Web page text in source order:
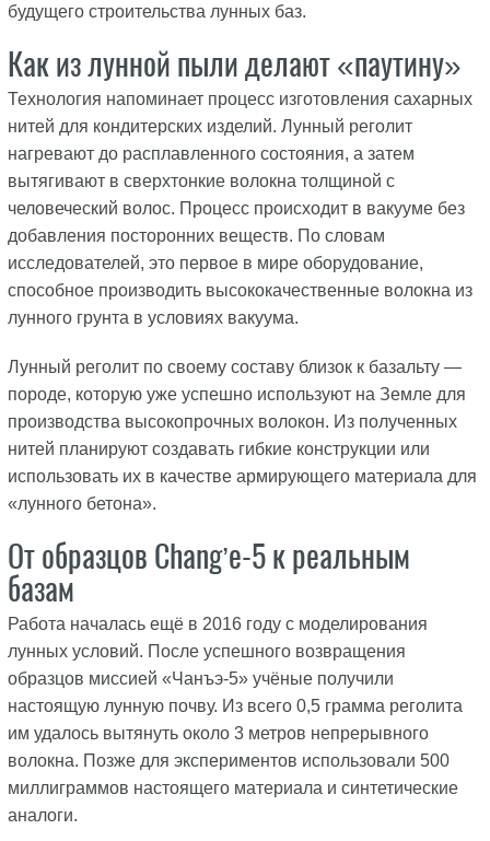
будущего строительства лунных баз.
Как из лунной пыли делают «паутину»
Технология напоминает процесс изготовления сахарных
нитей для кондитерских изделий. Лунный реголит
нагревают до расплавленного состояния, а затем
вытягивают в сверхтонкие волокна толщиной с
человеческий волос. Процесс происходит в вакууме без
добавления посторонних веществ. По словам
исследователей, это первое в мире оборудование,
способное производить высококачественные волокна из
лунного грунта в условиях вакуума.
Лунный реголит по своему составу близок к базальту —
породе, которую уже успешно используют на Земле для
производства высокопрочных волокон. Из полученных
нитей планируют создавать гибкие конструкции или
использовать их в качестве армирующего материала для
«лунного бетона».
От образцов Chang’e-5 к реальным
базам
Работа началась ещё в 2016 году с моделирования
лунных условий. После успешного возвращения
образцов миссией «Чанъэ-5» учёные получили
настоящую лунную почву. Из всего 0,5 грамма реголита
им удалось вытянуть около 3 метров непрерывного
волокна. Позже для экспериментов использовали 500
миллиграммов настоящего материала и синтетические
аналоги.